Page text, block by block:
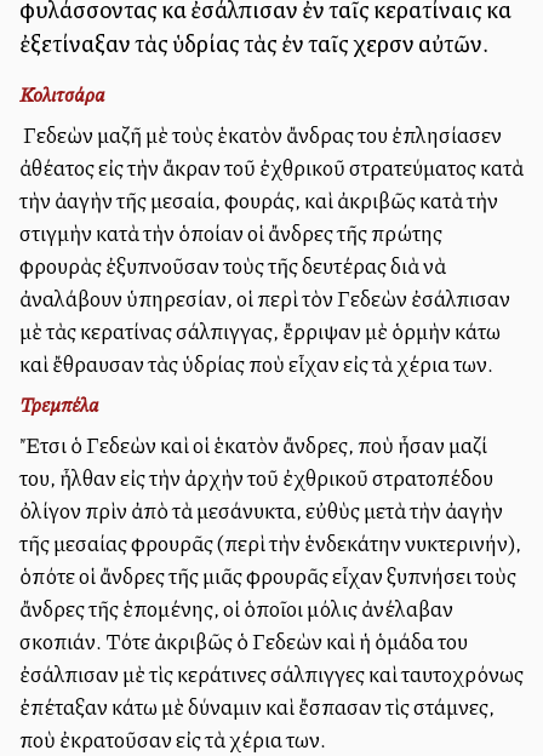
φυλάσσοντας καὶ ἐσάλπισαν ἐν ταῖς κερατίναις καὶ
ἐξετίναξαν τὰς ὑδρίας τὰς ἐν ταῖς χερσὶν αὐτῶν.
Κολιτσάρα
Ὁ Γεδεὼν μαζῆ μὲ τοὺς ἑκατὸν ἄνδρας του ἐπλησίασεν
ἀθέατος εἰς τὴν ἄκραν τοῦ ἐχθρικοῦ στρατεύματος κατὰ
τὴν ἀλλαγὴν τῆς μεσαία, φουράς, καὶ ἀκριβῶς κατὰ τὴν
στιγμὴν κατὰ τὴν ὁποίαν οἱ ἄνδρες τῆς πρώτης
φρουρὰς ἐξυπνοῦσαν τοὺς τῆς δευτέρας διὰ νὰ
ἀναλάβουν ὑπηρεσίαν, οἱ περὶ τὸν Γεδεὼν ἐσάλπισαν
μὲ τὰς κερατίνας σάλπιγγας, ἔρριψαν μὲ ὁρμὴν κάτω
καὶ ἔθραυσαν τὰς ὑδρίας ποὺ εἶχαν εἰς τὰ χέρια των.
Τρεμπέλα
Ἔτσι ὁ Γεδεὼν καὶ οἱ ἑκατὸν ἄνδρες, ποὺ ἦσαν μαζί
του, ἦλθαν εἰς τὴν ἀρχὴν τοῦ ἐχθρικοῦ στρατοπέδου
ὀλίγον πρὶν ἀπὸ τὰ μεσάνυκτα, εὐθὺς μετὰ τὴν ἀλλαγὴν
τῆς μεσαίας φρουρᾶς (περὶ τὴν ἑνδεκάτην νυκτερινήν),
ὁπότε οἱ ἄνδρες τῆς μιᾶς φρουρᾶς εἶχαν ξυπνήσει τοὺς
ἄνδρες τῆς ἑπομένης, οἱ ὁποῖοι μόλις ἀνέλαβαν
σκοπιάν. Τότε ἀκριβῶς ὁ Γεδεὼν καὶ ἡ ὁμάδα του
ἐσάλπισαν μὲ τὶς κεράτινες σάλπιγγες καὶ ταυτοχρόνως
ἐπέταξαν κάτω μὲ δύναμιν καὶ ἔσπασαν τὶς στάμνες,
ποὺ ἐκρατοῦσαν εἰς τὰ χέρια των.